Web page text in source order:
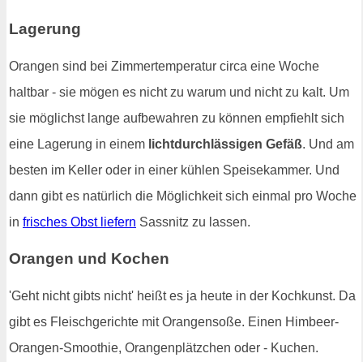
Lagerung
Orangen sind bei Zimmertemperatur circa eine Woche
haltbar - sie mögen es nicht zu warum und nicht zu kalt. Um
sie möglichst lange aufbewahren zu können empfiehlt sich
eine Lagerung in einem lichtdurchlässigen Gefäß. Und am
besten im Keller oder in einer kühlen Speisekammer. Und
dann gibt es natürlich die Möglichkeit sich einmal pro Woche
in frisches Obst liefern Sassnitz zu lassen.
Orangen und Kochen
'Geht nicht gibts nicht' heißt es ja heute in der Kochkunst. Da
gibt es Fleischgerichte mit Orangensoße. Einen Himbeer-
Orangen-Smoothie, Orangenplätzchen oder - Kuchen.